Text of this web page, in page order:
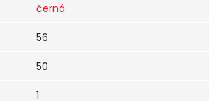
černá
56
50
1